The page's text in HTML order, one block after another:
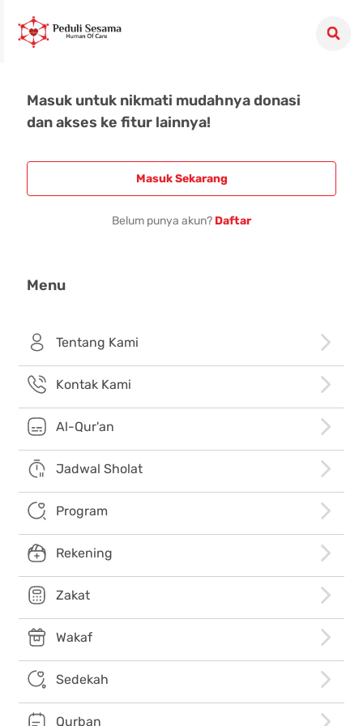
Masuk untuk nikmati mudahnya donasi
dan akses ke fitur lainnya!
Masuk Sekarang
Belum punya akun? Daftar
Menu
Tentang Kami
Kontak Kami
Al-Qur'an
Jadwal Sholat
Program
Rekening
Zakat
Wakaf
Sedekah
Qurban